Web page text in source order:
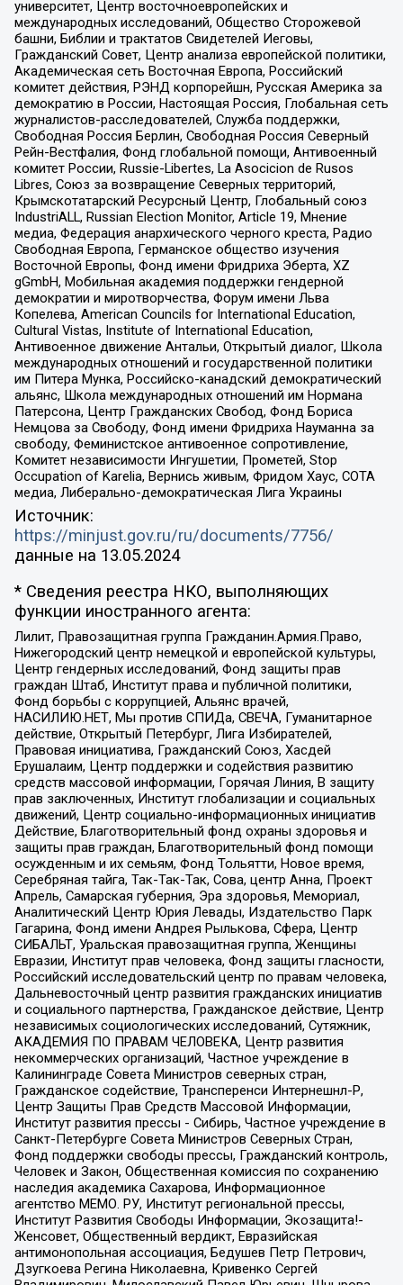
университет, Центр восточноевропейских и
международных исследований, Общество Сторожевой
башни, Библии и трактатов Свидетелей Иеговы,
Гражданский Совет, Центр анализа европейской политики,
Академическая сеть Восточная Европа, Российский
комитет действия, РЭНД корпорейшн, Русская Америка за
демократию в России, Настоящая Россия, Глобальная сеть
журналистов-расследователей, Служба поддержки,
Свободная Россия Берлин, Свободная Россия Северный
Рейн-Вестфалия, Фонд глобальной помощи, Антивоенный
комитет России, Russie-Libertes, La Asocicion de Rusos
Libres, Союз за возвращение Северных территорий,
Крымскотатарский Ресурсный Центр, Глобальный союз
IndustriALL, Russian Election Monitor, Article 19, Мнение
медиа, Федерация анархического черного креста, Радио
Свободная Европа, Германское общество изучения
Восточной Европы, Фонд имени Фридриха Эберта, XZ
gGmbH, Мобильная академия поддержки гендерной
демократии и миротворчества, Форум имени Льва
Копелева, American Councils for International Education,
Cultural Vistas, Institute of International Education,
Антивоенное движение Антальи, Открытый диалог, Школа
международных отношений и государственной политики
им Питера Мунка, Российско-канадский демократический
альянс, Школа международных отношений им Нормана
Патерсона, Центр Гражданских Свобод, Фонд Бориса
Немцова за Свободу, Фонд имени Фридриха Науманна за
свободу, Феминистское антивоенное сопротивление,
Комитет независимости Ингушетии, Прометей, Stop
Occupation of Karelia, Вернись живым, Фридом Хаус, СОТА
медиа, Либерально-демократическая Лига Украины
Источник:
https://minjust.gov.ru/ru/documents/7756/
данные на 13.05.2024
* Сведения реестра НКО, выполняющих
функции иностранного агента:
Лилит, Правозащитная группа Гражданин.Армия.Право,
Нижегородский центр немецкой и европейской культуры,
Центр гендерных исследований, Фонд защиты прав
граждан Штаб, Институт права и публичной политики,
Фонд борьбы с коррупцией, Альянс врачей,
НАСИЛИЮ.НЕТ, Мы против СПИДа, СВЕЧА, Гуманитарное
действие, Открытый Петербург, Лига Избирателей,
Правовая инициатива, Гражданский Союз, Хасдей
Ерушалаим, Центр поддержки и содействия развитию
средств массовой информации, Горячая Линия, В защиту
прав заключенных, Институт глобализации и социальных
движений, Центр социально-информационных инициатив
Действие, Благотворительный фонд охраны здоровья и
защиты прав граждан, Благотворительный фонд помощи
осужденным и их семьям, Фонд Тольятти, Новое время,
Серебряная тайга, Так-Так-Так, Сова, центр Анна, Проект
Апрель, Самарская губерния, Эра здоровья, Мемориал,
Аналитический Центр Юрия Левады, Издательство Парк
Гагарина, Фонд имени Андрея Рылькова, Сфера, Центр
СИБАЛЬТ, Уральская правозащитная группа, Женщины
Евразии, Институт прав человека, Фонд защиты гласности,
Российский исследовательский центр по правам человека,
Дальневосточный центр развития гражданских инициатив
и социального партнерства, Гражданское действие, Центр
независимых социологических исследований, Сутяжник,
АКАДЕМИЯ ПО ПРАВАМ ЧЕЛОВЕКА, Центр развития
некоммерческих организаций, Частное учреждение в
Калининграде Совета Министров северных стран,
Гражданское содействие, Трансперенси Интернешнл-Р,
Центр Защиты Прав Средств Массовой Информации,
Институт развития прессы - Сибирь, Частное учреждение в
Санкт-Петербурге Совета Министров Северных Стран,
Фонд поддержки свободы прессы, Гражданский контроль,
Человек и Закон, Общественная комиссия по сохранению
наследия академика Сахарова, Информационное
агентство МЕМО. РУ, Институт региональной прессы,
Институт Развития Свободы Информации, Экозащита!-
Женсовет, Общественный вердикт, Евразийская
антимонопольная ассоциация, Бедушев Петр Петрович,
Дзугкоева Регина Николаевна, Кривенко Сергей